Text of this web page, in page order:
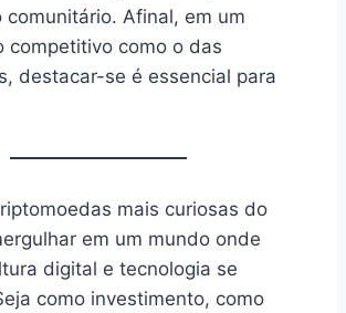
comunitário. Afinal, em um
competitivo como o das
destacar-se é essencial para
mais curiosas do
em um mundo onde
digital e tecnologia se
como investimento, como